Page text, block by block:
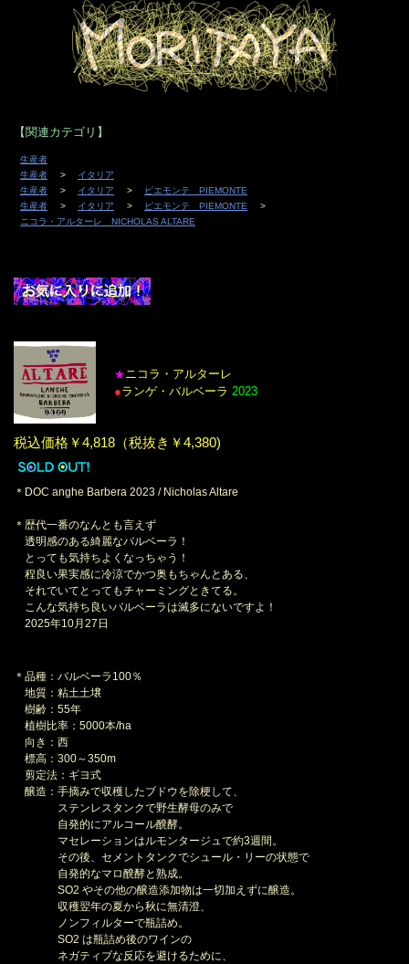
【関連カテゴリ】
生産者
生産者
イタリア
生産者
イタリア
ピエモンテ PIEMONTE
生産者
イタリア
ピエモンテ PIEMONTE
ニコラ・アルターレ NICHOLAS ALTARE
★ ニコラ・アルターレ
●ランゲ・バルベーラ 2023
税込価格￥4,818（税抜き￥4,380)
＊DOC anghe Barbera 2023 / Nicholas Altare
＊歴代一番のなんとも言えず
透明感のある綺麗なバルベーラ！
とっても気持ちよくなっちゃう！
程良い果実感に冷涼でかつ奥もちゃんとある、
それでいてとってもチャーミングときてる。
こんな気持ち良いバルベーラは滅多にないですよ！
2025年10月27日
＊品種：バルベーラ100％
地質：粘土土壌
樹齢：55年
植樹比率：5000本/ha
向き：西
標高：300～350m
剪定法：ギヨ式
醸造：手摘みで収穫したブドウを除梗して、
ステンレスタンクで野生酵母のみで
自発的にアルコール醗酵。
マセレーションはルモンタージュで約3週間。
その後、セメントタンクでシュール・リーの状態で
自発的なマロ醗酵と熟成。
SO2 やその他の醸造添加物は一切加えずに醸造。
収穫翌年の夏から秋に無清澄、
ノンフィルターで瓶詰め。
SO2 は瓶詰め後のワインの
ネガティブな反応を避けるために、